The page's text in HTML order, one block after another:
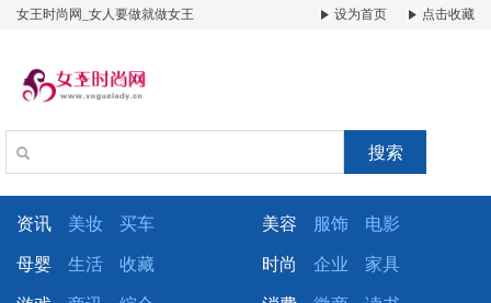
女王时尚网_女人要做就做女王 设为首页 点击收藏
搜索
资讯 美妆 买车 美容 服饰 电影
母婴 生活 收藏 时尚 企业 家具